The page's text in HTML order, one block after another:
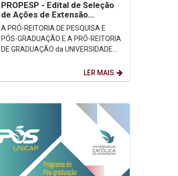
PROPESP - Edital de Seleção
de Ações de Extensão
PROEXT-PG/CAPES
A PRÓ-REITORIA DE PESQUISA E
PÓS-GRADUAÇÃO E A PRÓ-REITORIA
DE GRADUAÇÃO da UNIVERSIDADE
público a coordenadores e
professores...
LER MAIS